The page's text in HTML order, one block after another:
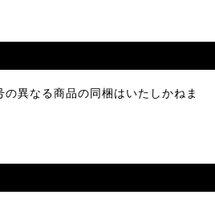
異なる商品の同梱はいたしかねま